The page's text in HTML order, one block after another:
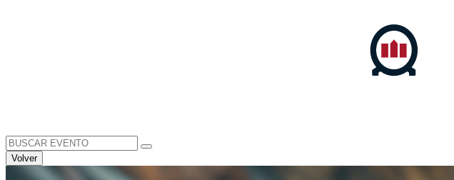
Search
for:
Volver